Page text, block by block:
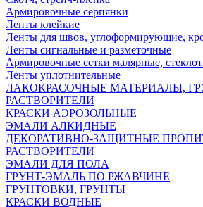
Армировочные серпянки
Ленты клейкие
Ленты для швов, углоформирующие,
Ленты сигнальные и разметочные
Армировочные сетки малярные,
Ленты уплотнительные
ЛАКОКРАСОЧНЫЕ МАТЕРИАЛЫ,
РАСТВОРИТЕЛИ
КРАСКИ АЭРОЗОЛЬНЫЕ
ЭМАЛИ АЛКИДНЫЕ
ДЕКОРАТИВНО-ЗАЩИТНЫЕ
РАСТВОРИТЕЛИ
ЭМАЛИ ДЛЯ ПОЛА
ГРУНТ-ЭМАЛЬ ПО РЖАВЧИНЕ
ГРУНТОВКИ, ГРУНТЫ
КРАСКИ ВОДНЫЕ